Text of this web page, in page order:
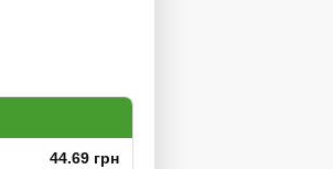
44.69 грн